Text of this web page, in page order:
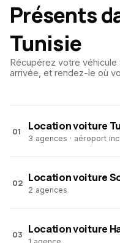
Présents
Tunisie
Récupérez votre
arrivée, et rendez-le où
01 Location voiture
3 agences · aéroport
02 Location voiture
2 agences
03 Location voiture